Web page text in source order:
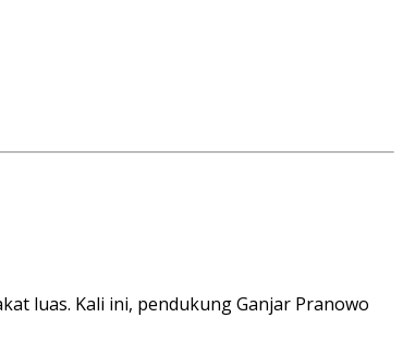
luas. Kali ini, pendukung Ganjar Pranowo